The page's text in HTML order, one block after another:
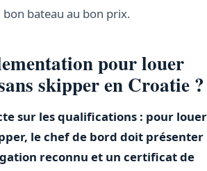
bateau au bon prix.
pour louer
skipper en Croatie ?
sur les qualifications : pour louer
le chef de bord doit présenter
reconnu et un certificat de